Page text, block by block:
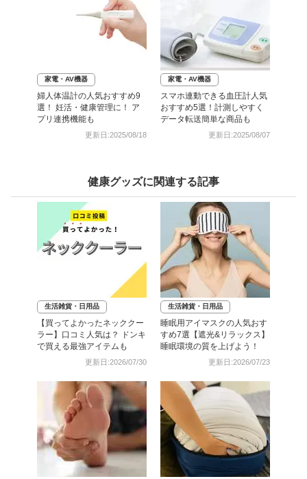
家電・AV機器
婦人体温計の人気おすすめ9
選！ 妊活・健康管理に！ ア
プリ連携機能も
更新日:2025/08/18
家電・AV機器
スマホ連動できる血圧計人気
おすすめ5選！計測しやすく
データ転送簡単な商品も
更新日:2025/08/07
健康グッズに関連する記事
生活雑貨・日用品
【買ってよかったネッククー
ラー】口コミ人気は？ ドンキ
で買える最強アイテムも
更新日:2026/07/30
生活雑貨・日用品
睡眠用アイマスクの人気おす
すめ7選【遮光&リラックス】
睡眠環境の質を上げよう！
更新日:2026/07/23